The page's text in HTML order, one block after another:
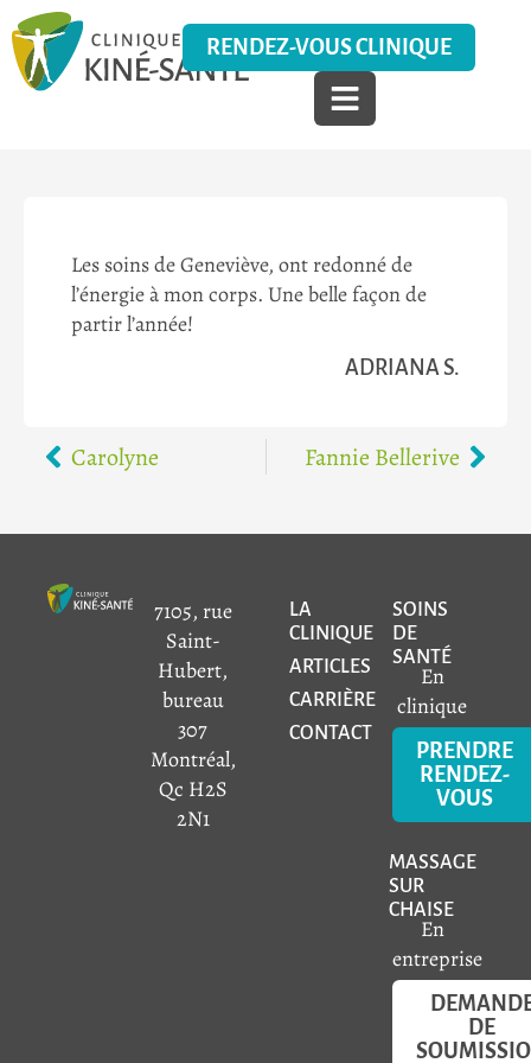
RENDEZ-VOUS CLINIQUE
Les soins de Geneviève, ont redonné de
l’énergie à mon corps. Une belle façon de
partir l’année!
ADRIANA S.
Carolyne Fannie Bellerive
7105, rue
Saint-
Hubert,
bureau
307
Montréal,
Qc H2S
2N1
SOINS
DE
SANTÉ
En
clinique
PRENDRE
RENDEZ-
VOUS
MASSAGE
SUR
CHAISE
En
entreprise
DE
LA
CLINIQUE
ARTICLES
CARRIÈRE
CONTACT